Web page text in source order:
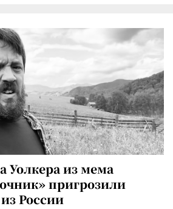
Уолкера из мема
пригрозили
России